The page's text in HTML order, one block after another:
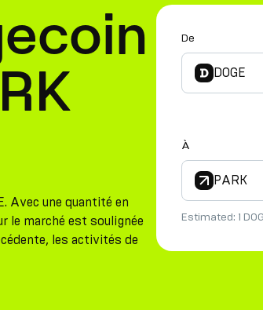
Avec une quantité en
le marché est soulignée
les activités de
De
DOGE
À
PARK
Estimated: 1